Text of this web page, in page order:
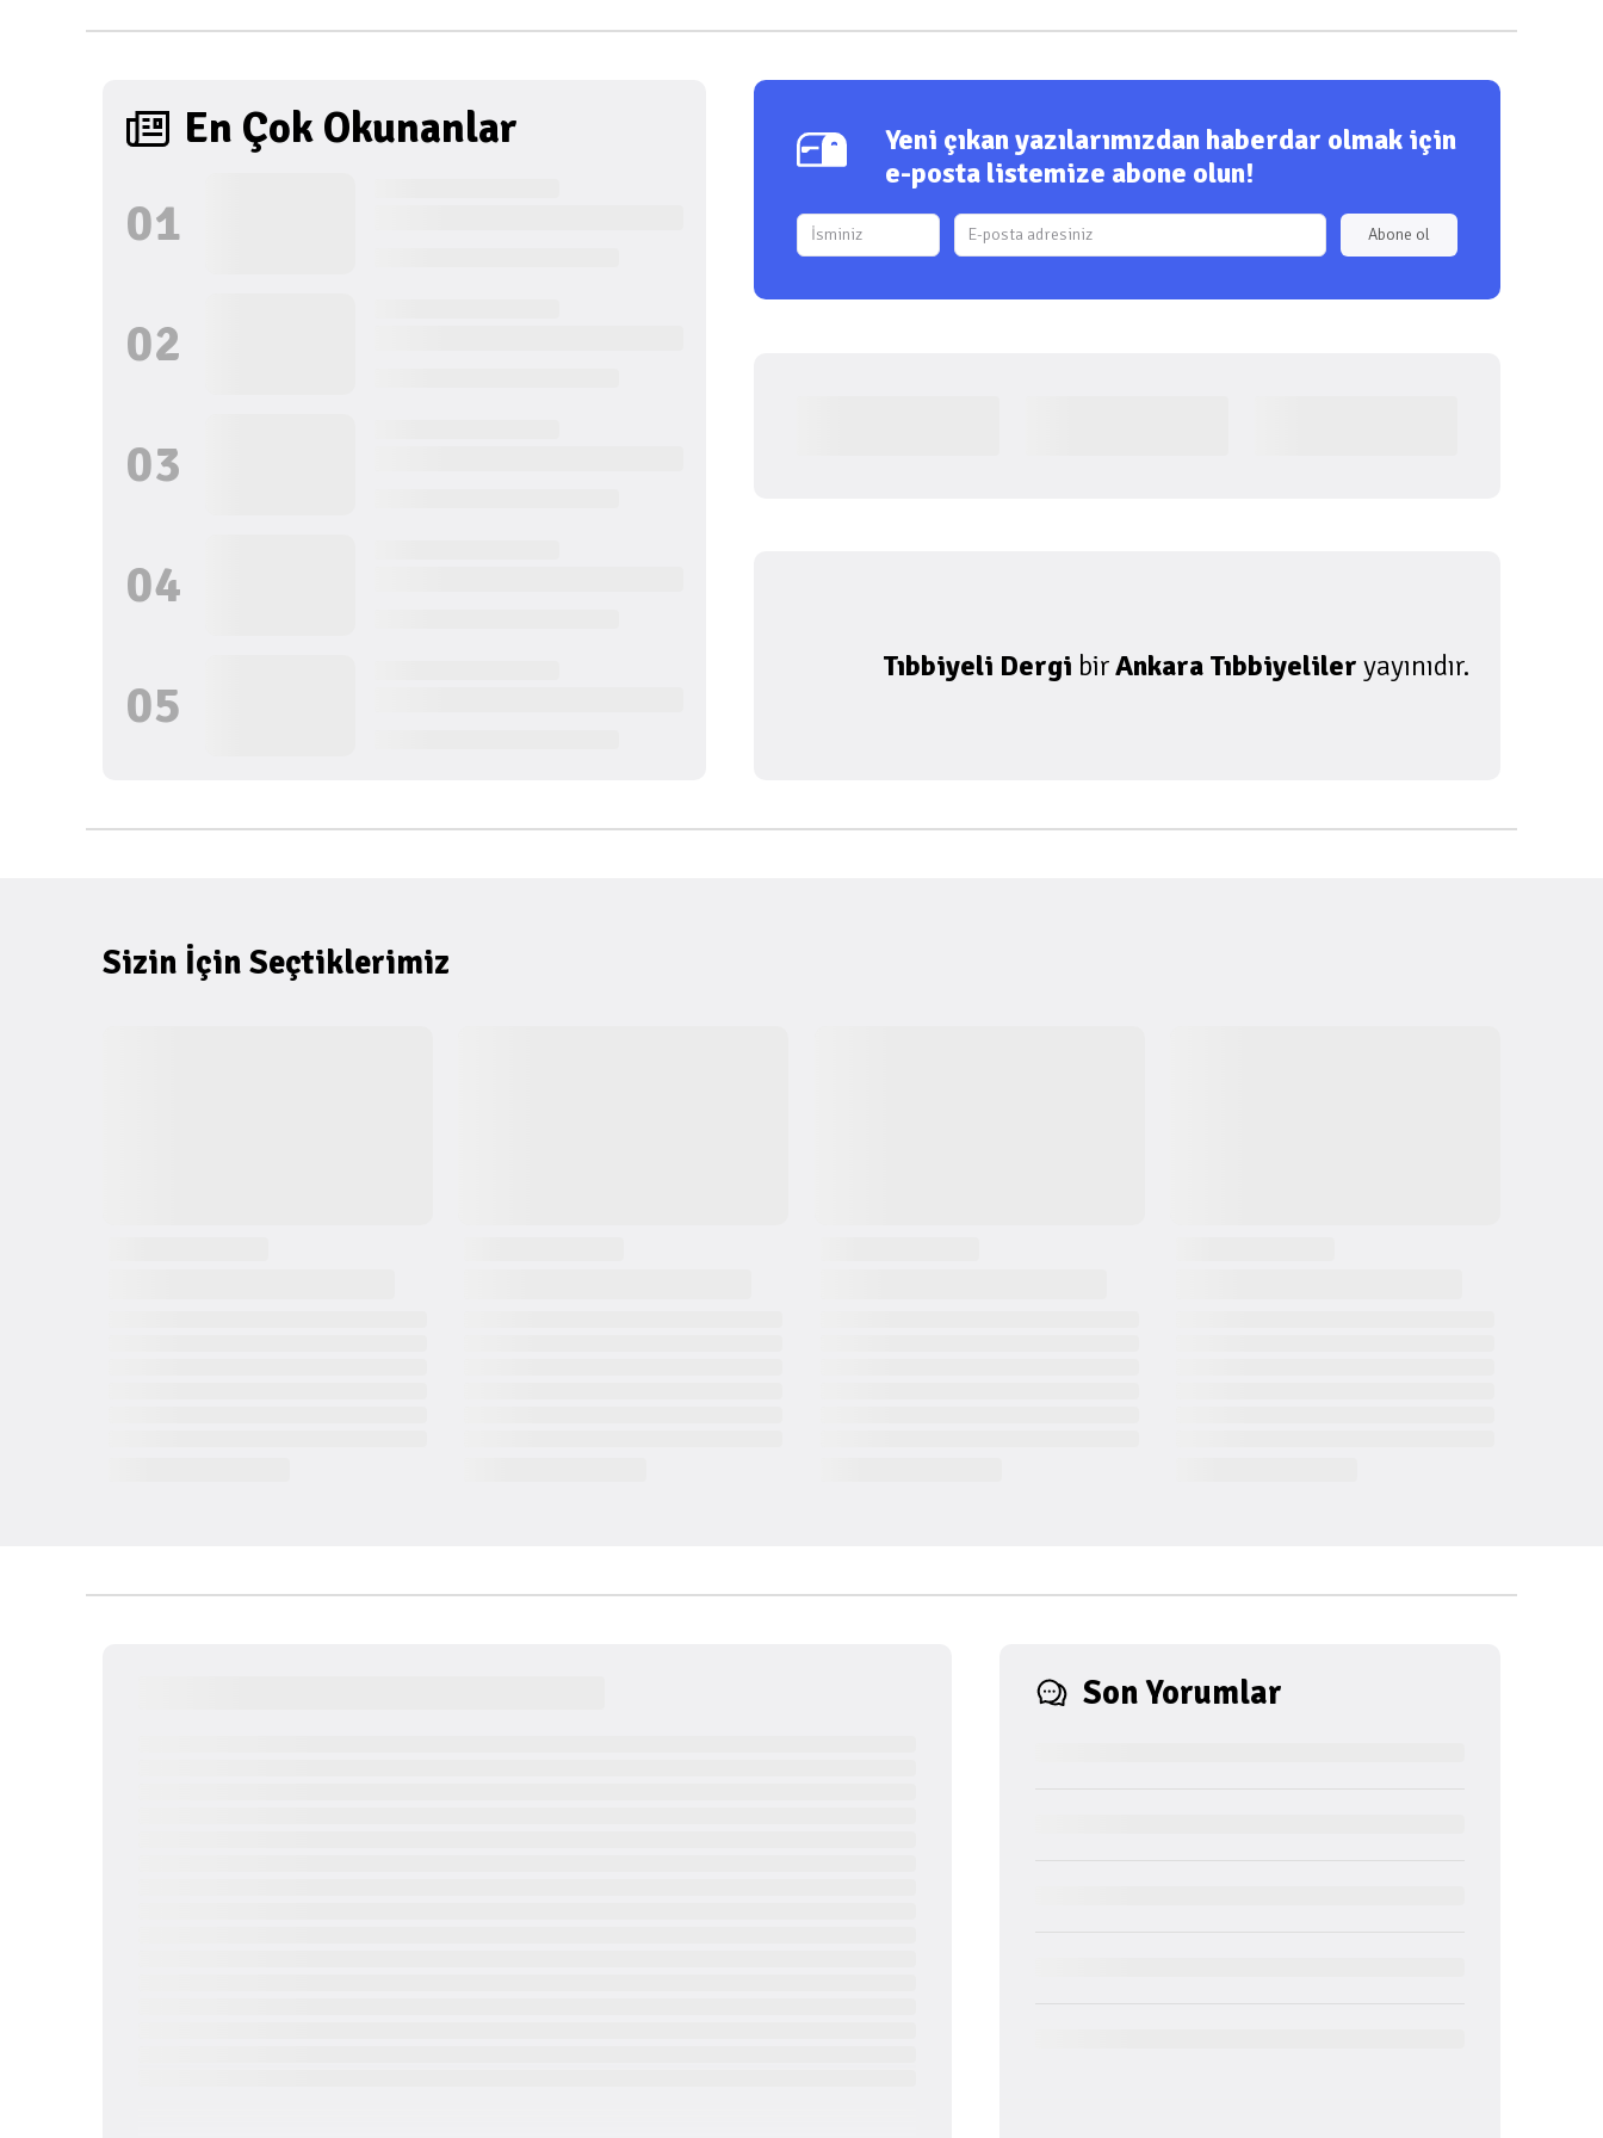
En Çok Okunanlar
01
02
03
04
05
Yeni çıkan yazılarımızdan haberdar olmak için
e-posta listemize abone olun!
Abone ol
Tıbbiyeli Dergi birAnkara Tıbbiyeliler yayınıdır.
Sizin İçin Seçtiklerimiz
Son Yorumlar